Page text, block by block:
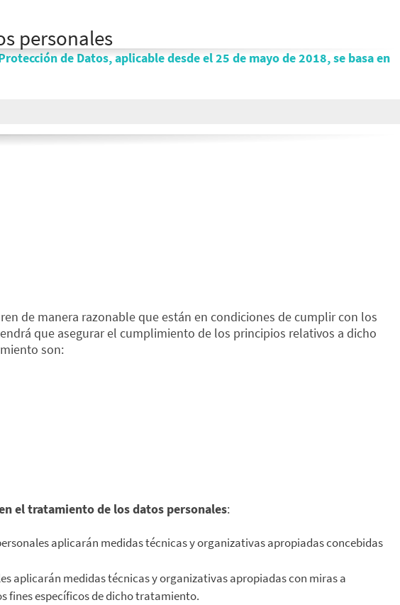
personales
de Datos, aplicable desde el 25 de mayo de 2018, se basa en
de manera razonable que están en condiciones de cumplir con los
que asegurar el cumplimiento de los principios relativos a dicho
son:
el tratamiento de los datos personales:
aplicarán medidas técnicas y organizativas apropiadas concebidas
aplicarán medidas técnicas y organizativas apropiadas con miras a
fines específicos de dicho tratamiento.